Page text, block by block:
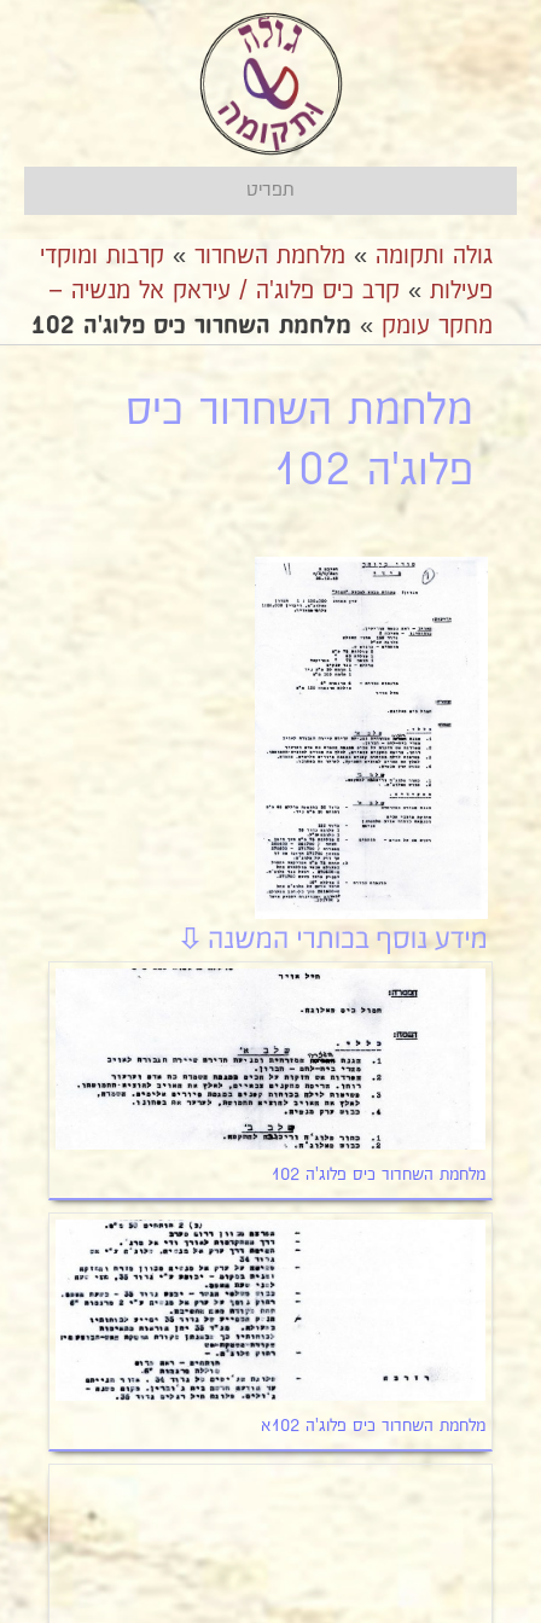
תפריט
גולה ותקומה » מלחמת השחרור » קרבות ומוקדי
פעילות » קרב כיס פלוג'ה / עיראק אל מנשיה –
מחקר עומק » מלחמת השחרור כיס פלוג'ה 102
מלחמת השחרור כיס
פלוג'ה 102
מלחמת השחרור כיס פלוג'ה 102
מלחמת השחרור כיס פלוג'ה 102א